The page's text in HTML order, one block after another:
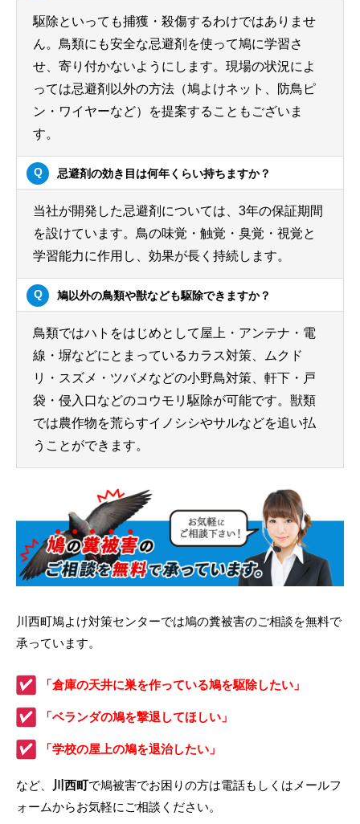
駆除といっても捕獲・殺傷するわけではありませ
ん。鳥類にも安全な忌避剤を使って鳩に学習さ
せ、寄り付かないようにします。現場の状況によ
っては忌避剤以外の方法（鳩よけネット、防鳥ピ
ン・ワイヤーなど）を提案することもございま
す。
忌避剤の効き目は何年くらい持ちますか？
当社が開発した忌避剤については、3年の保証期間
を設けています。鳥の味覚・触覚・臭覚・視覚と
学習能力に作用し、効果が長く持続します。
鳩以外の鳥類や獣なども駆除できますか？
鳥類ではハトをはじめとして屋上・アンテナ・電
線・塀などにとまっているカラス対策、ムクド
リ・スズメ・ツバメなどの小野鳥対策、軒下・戸
袋・侵入口などのコウモリ駆除が可能です。獣類
では農作物を荒らすイノシシやサルなどを追い払
うことができます。
川西町鳩よけ対策センターでは鳩の糞被害のご相談を無料で
承っています。
「倉庫の天井に巣を作っている鳩を駆除したい」
「ベランダの鳩を撃退してほしい」
「学校の屋上の鳩を退治したい」
など、 川西町で鳩被害でお困りの方は電話もしくはメールフ
ォームからお気軽にご相談ください。